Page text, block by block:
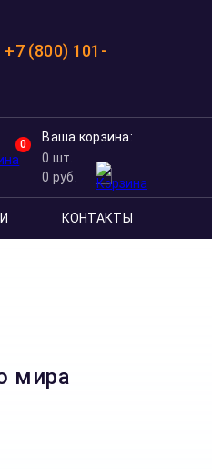
+7 (800) 101-
0
Ваша корзина:
0 шт.
0 руб.
КОНТАКТЫ
мира